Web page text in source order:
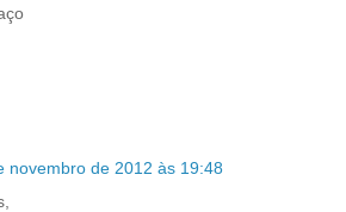
novembro de 2012 às 19:48